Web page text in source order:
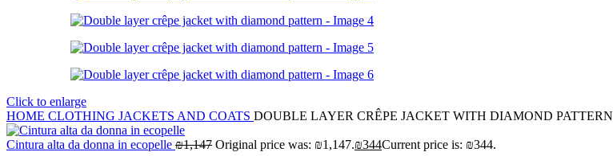
Click to enlarge
HOME CLOTHING JACKETS AND COATS DOUBLE LAYER CRÊPE JACKET WITH DIAMOND PATTERN
Cintura alta da donna in ecopelle ₪1,147 Original price was: ₪1,147.₪344Current price is: ₪344.